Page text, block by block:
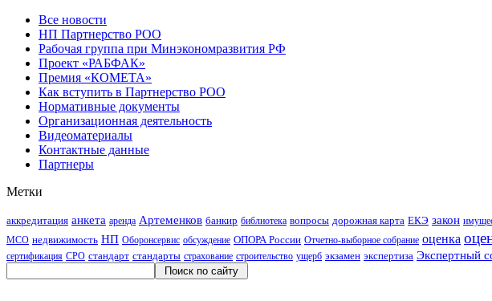
Все новости
НП Партнерство РОО
Рабочая группа при Минэкономразвития РФ
Проект «РАБФАК»
Премия «КОМЕТА»
Как вступить в Партнерство РОО
Нормативные документы
Организационная деятельность
Видеоматериалы
Контактные данные
Партнеры
Метки
аккредитация анкета аренда Артеменков банкир библиотека вопросы дорожная карта ЕКЭ закон
МСО недвижимость НП Оборонсервис обсуждение ОПОРА России Отчетно-выборное собрание оценка
сертификация СРО стандарт стандарты страхование строительство ущерб экзамен экспертиза Экспертный